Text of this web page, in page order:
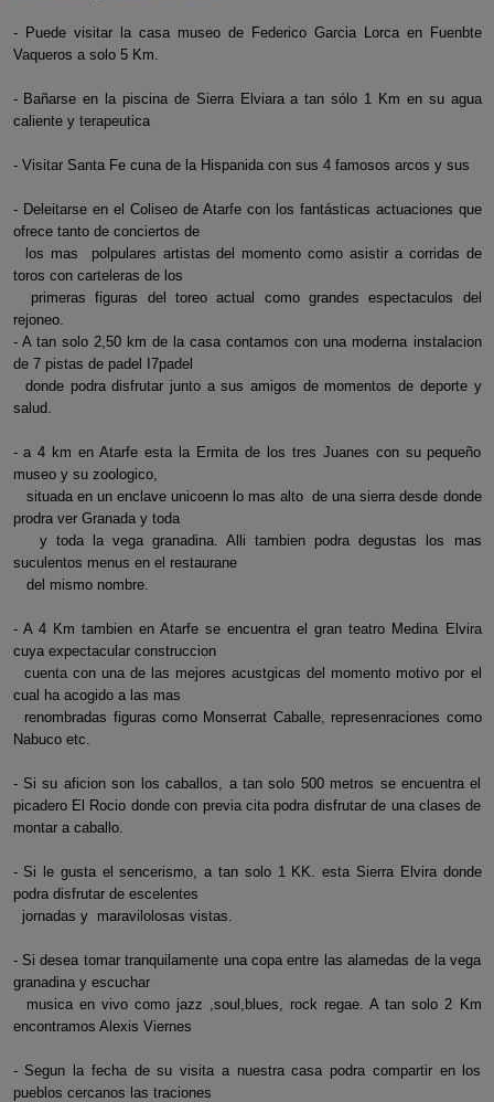
- Puede visitar la casa museo de Federico Garcia Lorca en Fuenbte
Vaqueros a solo 5 Km.
- Bañarse en la piscina de Sierra Elviara a tan sólo 1 Km en su agua
caliente y terapeutica
- Visitar Santa Fe cuna de la Hispanida con sus 4 famosos arcos y sus
- Deleitarse en el Coliseo de Atarfe con los fantásticas actuaciones que
ofrece tanto de conciertos de
los mas polpulares artistas del momento como asistir a corridas de
toros con carteleras de los
primeras figuras del toreo actual como grandes espectaculos del
rejoneo.
- A tan solo 2,50 km de la casa contamos con una moderna instalacion
de 7 pistas de padel I7padel
donde podra disfrutar junto a sus amigos de momentos de deporte y
salud.
- a 4 km en Atarfe esta la Ermita de los tres Juanes con su pequeño
museo y su zoologico,
situada en un enclave unicoenn lo mas alto de una sierra desde donde
prodra ver Granada y toda
y toda la vega granadina. Alli tambien podra degustas los mas
suculentos menus en el restaurane
del mismo nombre.
- A 4 Km tambien en Atarfe se encuentra el gran teatro Medina Elvira
cuya expectacular construccion
cuenta con una de las mejores acustgicas del momento motivo por el
cual ha acogido a las mas
renombradas figuras como Monserrat Caballe, represenraciones como
Nabuco etc.
- Si su aficion son los caballos, a tan solo 500 metros se encuentra el
picadero El Rocio donde con previa cita podra disfrutar de una clases de
montar a caballo.
- Si le gusta el sencerismo, a tan solo 1 KK. esta Sierra Elvira donde
podra disfrutar de escelentes
jornadas y maravilolosas vistas.
- Si desea tomar tranquilamente una copa entre las alamedas de la vega
granadina y escuchar
musica en vivo como jazz ,soul,blues, rock regae. A tan solo 2 Km
encontramos Alexis Viernes
- Segun la fecha de su visita a nuestra casa podra compartir en los
pueblos cercanos las traciones